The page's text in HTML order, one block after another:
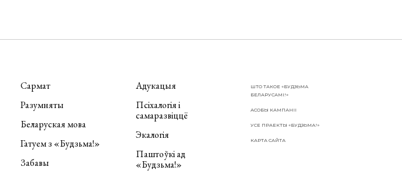
Сармат
Разумняты
Беларуская мова
Гатуем з «Будзьма!»
Забавы
Адукацыя
Псіхалогія і
самаразвіццё
Экалогія
Паштоўкі ад
«Будзьма!»
ШТО ТАКОЕ «БУДЗЬМА
БЕЛАРУСАМІ!»
АСОБЫ КАМПАНІІ
УСЕ ПРАЕКТЫ «БУДЗЬМА!»
КАРТА САЙТА